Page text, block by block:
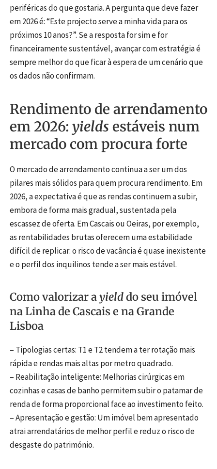
periféricas do que gostaria. A pergunta que deve fazer
em 2026 é: “Este projecto serve a minha vida para os
próximos 10 anos?”. Se a resposta for sim e for
financeiramente sustentável, avançar com estratégia é
sempre melhor do que ficar à espera de um cenário que
os dados não confirmam.
Rendimento de arrendamento
em 2026: yields estáveis num
mercado com procura forte
O mercado de arrendamento continua a ser um dos
pilares mais sólidos para quem procura rendimento. Em
2026, a expectativa é que as rendas continuem a subir,
embora de forma mais gradual, sustentada pela
escassez de oferta. Em Cascais ou Oeiras, por exemplo,
as rentabilidades brutas oferecem uma estabilidade
difícil de replicar: o risco de vacância é quase inexistente
e o perfil dos inquilinos tende a ser mais estável.
Como valorizar ayielddo seu imóvel
na Linha de Cascais e na Grande
Lisboa
– Tipologias certas: T1 e T2 tendem a ter rotação mais
rápida e rendas mais altas por metro quadrado.
– Reabilitação inteligente: Melhorias cirúrgicas em
cozinhas e casas de banho permitem subir o patamar de
renda de forma proporcional face ao investimento feito.
– Apresentação e gestão: Um imóvel bem apresentado
atrai arrendatários de melhor perfil e reduz o risco de
desgaste do património.